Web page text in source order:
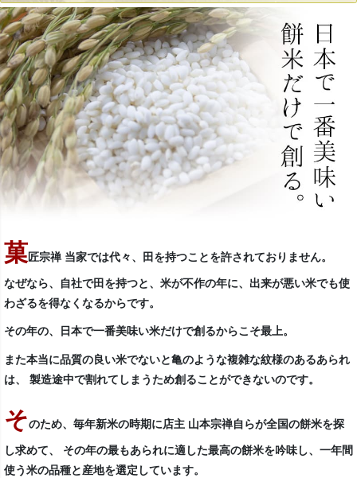
菓匠宗禅 当家では代々、田を持つことを許されておりません。
なぜなら、自社で田を持つと、米が不作の年に、出来が悪い米でも使
わざるを得なくなるからです。
その年の、日本で一番美味い米だけで創るからこそ最上。
また本当に品質の良い米でないと亀のような複雑な紋様のあるあられ
は、 製造途中で割れてしまうため創ることができないのです。
そのため、毎年新米の時期に店主 山本宗禅自らが全国の餅米を探
し求めて、 その年の最もあられに適した最高の餅米を吟味し、一年間
使う米の品種と産地を選定しています。